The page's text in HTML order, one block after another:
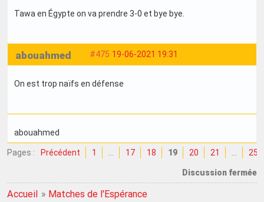
Tawa en Égypte on va prendre 3-0 et bye bye.
#475 19-06-2021 19:31
abouahmed
On est trop naïfs en défense
abouahmed
Pages : Précédent 1 17 18 19 20 21 25
Discussion fermée
Accueil » Matches de l'Espérance